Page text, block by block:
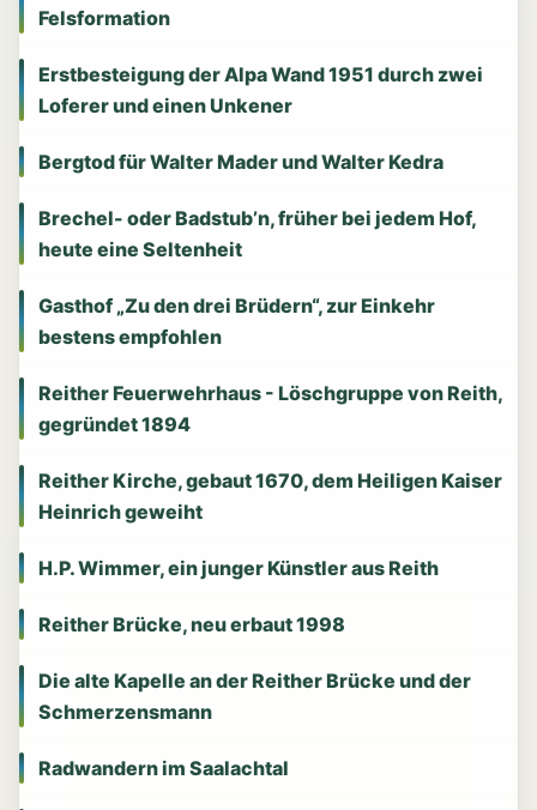
Felsformation
Erstbesteigung der Alpa Wand 1951 durch zwei
Loferer und einen Unkener
Bergtod für Walter Mader und Walter Kedra
Brechel- oder Badstub’n, früher bei jedem Hof,
heute eine Seltenheit
Gasthof „Zu den drei Brüdern“, zur Einkehr
bestens empfohlen
Reither Feuerwehrhaus - Löschgruppe von Reith,
gegründet 1894
Reither Kirche, gebaut 1670, dem Heiligen Kaiser
Heinrich geweiht
H.P. Wimmer, ein junger Künstler aus Reith
Reither Brücke, neu erbaut 1998
Die alte Kapelle an der Reither Brücke und der
Schmerzensmann
Radwandern im Saalachtal